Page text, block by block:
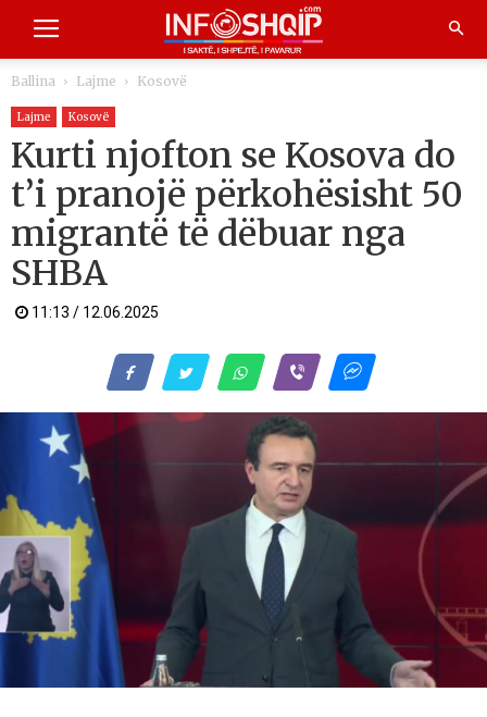
Ballina Lajme Kosovë
Lajme Kosovë
Kurti njofton se Kosova do
t’i pranojë përkohësisht 50
migrantë të dëbuar nga
SHBA
11:13 / 12.06.2025